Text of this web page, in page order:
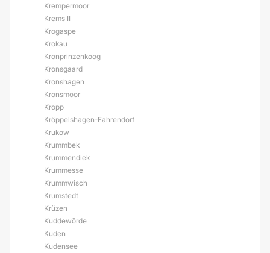
Krempermoor
Krems II
Krogaspe
Krokau
Kronprinzenkoog
Kronsgaard
Kronshagen
Kronsmoor
Kropp
Kröppelshagen-Fahrendorf
Krukow
Krummbek
Krummendiek
Krummesse
Krummwisch
Krumstedt
Krüzen
Kuddewörde
Kuden
Kudensee